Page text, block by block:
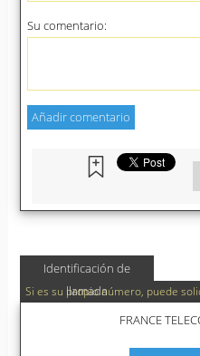
Su comentario:
Identificación de
llamada
Si es su propio número, puede
FRANCE